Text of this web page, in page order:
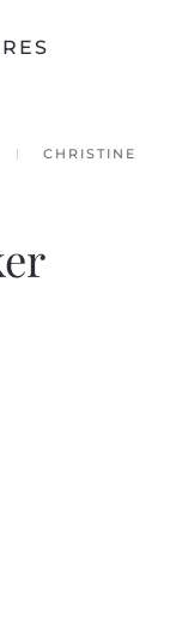
CHRISTINE